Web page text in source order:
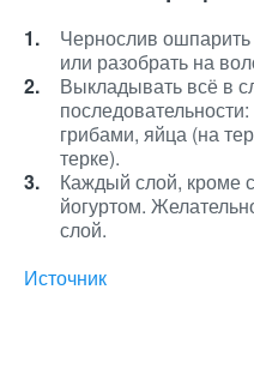
Чернослив ошпарить
или разобрать на
Выкладывать всё в
грибами, яйца (на
терке).
Каждый слой, кроме
йогуртом.
слой.
Источник